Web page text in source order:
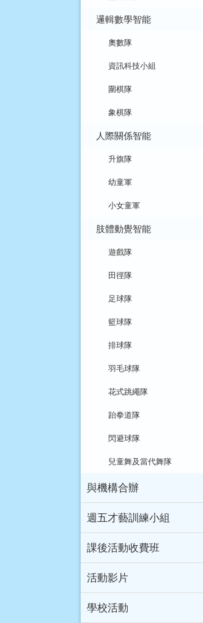
邏輯數學智能
奧數隊
資訊科技小組
圍棋隊
象棋隊
人際關係智能
升旗隊
幼童軍
小女童軍
肢體動覺智能
遊戲隊
田徑隊
足球隊
籃球隊
排球隊
羽毛球隊
花式跳繩隊
跆拳道隊
閃避球隊
兒童舞及當代舞隊
與機構合辦
週五才藝訓練小組
課後活動收費班
活動影片
學校活動